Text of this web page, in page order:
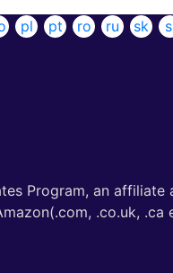
pl pt ro ru sk
Program, an
.co.uk, .ca